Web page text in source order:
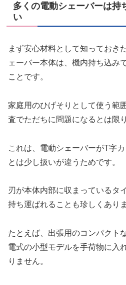
多くの電動シェーバーは持
い
まず安心材料として知っておき
ェーバー本体は、機内持ち込み
ことです。
家庭用のひげそりとして使う範
査でただちに問題になるとは限
これは、電動シェーバーがT字
とは少し扱いが違うためです。
刃が本体内部に収まっているタ
持ち運ばれることも珍しくあり
たとえば、出張用のコンパクト
電式の小型モデルを手荷物に入
りません。